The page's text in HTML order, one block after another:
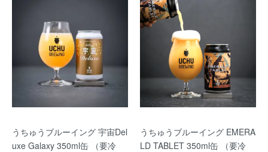
うちゅうブルーイング 宇宙Del
uxe Galaxy 350ml缶 （要冷
うちゅうブルーイング EMERA
LD TABLET 350ml缶 （要冷